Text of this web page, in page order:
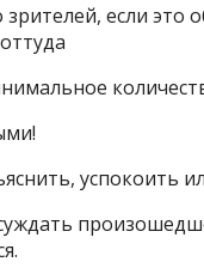
если
успокоить